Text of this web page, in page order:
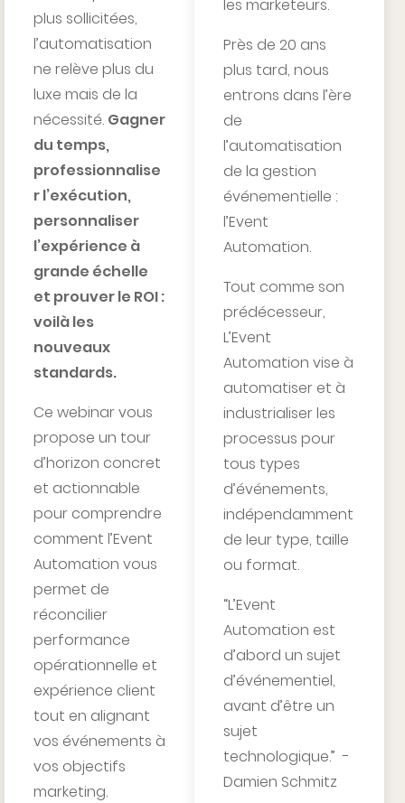
plus sollicitées,
l’automatisation
ne relève plus du
luxe mais de la
nécessité. Gagner
du temps,
professionnalise
r l’exécution,
personnaliser
l’expérience à
grande échelle
et prouver le ROI :
voilà les
nouveaux
standards.
Ce webinar vous
propose un tour
d’horizon concret
et actionnable
pour comprendre
comment l’Event
Automation vous
permet de
réconcilier
performance
opérationnelle et
expérience client
tout en alignant
vos événements à
vos objectifs
marketing.
les marketeurs.
Près de 20 ans
plus tard, nous
entrons dans l’ère
de
l’automatisation
de la gestion
événementielle :
l’Event
Automation.
Tout comme son
prédécesseur,
L’Event
Automation vise à
automatiser et à
industrialiser les
processus pour
tous types
d’événements,
indépendamment
de leur type, taille
ou format.
“L’Event
Automation est
d’abord un sujet
d’événementiel,
avant d’être un
sujet
technologique.” -
Damien Schmitz